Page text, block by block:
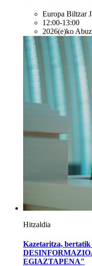
Europa Biltzar
12:00-13:00
2026(e)ko
Hitzaldia
Kazetaritza,
EGIAZTAPENA"